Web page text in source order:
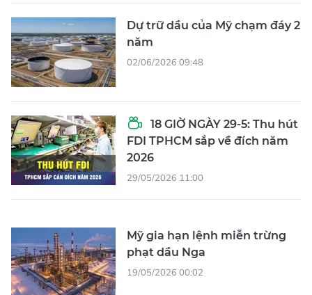
Dự trữ dầu của Mỹ chạm đáy 2
năm
02/06/2026 09:48
18 GIỜ NGÀY 29-5: Thu hút
FDI TPHCM sắp về đích năm
2026
29/05/2026 11:00
Mỹ gia hạn lệnh miễn trừng
phạt dầu Nga
19/05/2026 00:02